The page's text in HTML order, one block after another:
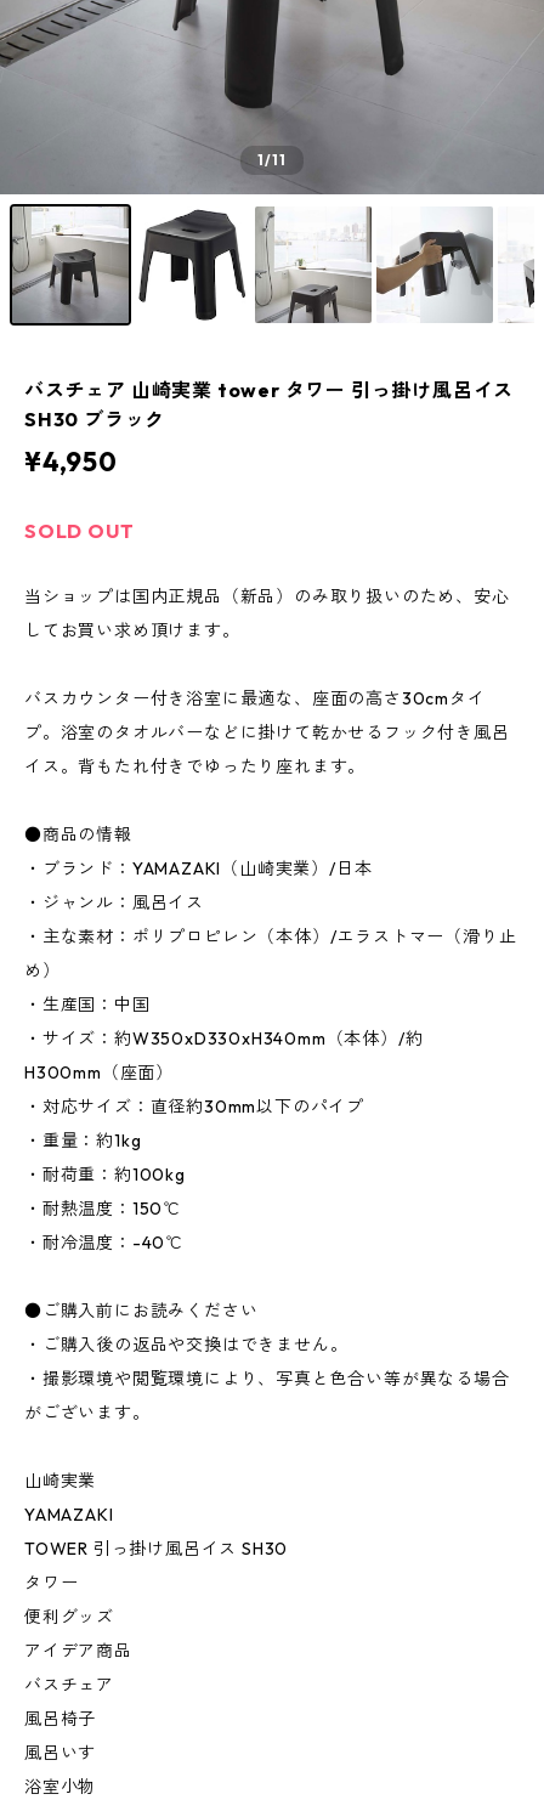
1/11
バスチェア 山崎実業 tower タワー 引っ掛け風呂イス
SH30 ブラック
¥4,950
SOLD OUT
当ショップは国内正規品（新品）のみ取り扱いのため、安心
してお買い求め頂けます。
バスカウンター付き浴室に最適な、座面の高さ30cmタイ
プ。浴室のタオルバーなどに掛けて乾かせるフック付き風呂
イス。背もたれ付きでゆったり座れます。
●商品の情報
・ブランド：YAMAZAKI（山崎実業）/日本
・ジャンル：風呂イス
・主な素材：ポリプロピレン（本体）/エラストマー（滑り止
め）
・生産国：中国
・サイズ：約W350xD330xH340mm（本体）/約
H300mm（座面）
・対応サイズ：直径約30mm以下のパイプ
・重量：約1kg
・耐荷重：約100kg
・耐熱温度：150℃
・耐冷温度：-40℃
●ご購入前にお読みください
・ご購入後の返品や交換はできません。
・撮影環境や閲覧環境により、写真と色合い等が異なる場合
がございます。
山崎実業
YAMAZAKI
TOWER 引っ掛け風呂イス SH30
タワー
便利グッズ
アイデア商品
バスチェア
風呂椅子
風呂いす
浴室小物